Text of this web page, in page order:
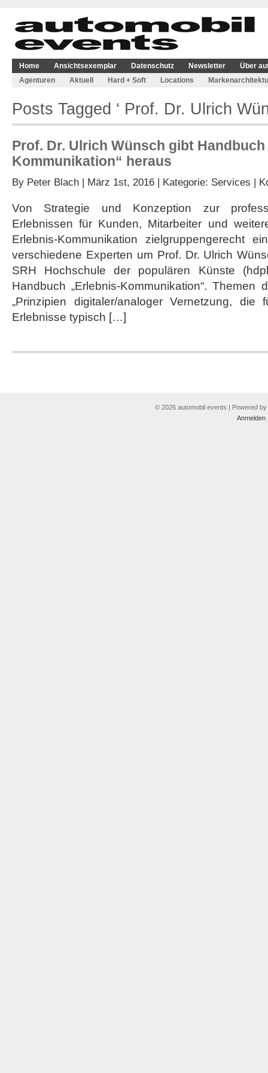
Home Ansichtsexemplar Datenschutz Newsletter
Über
Agenturen
Aktuell Hard + Soft Locations
Posts Tagged ‘ Prof. Dr. Ulrich
Prof. Dr. Ulrich Wünsch gibt
Kommunikation“ heraus
By Peter Blach | März 1st, 2016 | Kategorie: Services |
Von Strategie und Konzeption zur
Erlebnissen für Kunden, Mitarbeiter und
Erlebnis-Kommunikation zielgruppengerecht
verschiedene Experten um Prof. Dr. Ulrich
SRH Hochschule der populären Künste
Handbuch „Erlebnis-Kommunikation“. Themen
„Prinzipien digitaler/analoger Vernetzung, die
Erlebnisse typisch […]
© 2026 automobil events | Powered by
Anmelden|